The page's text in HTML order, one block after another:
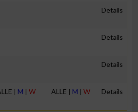
Details
Details
Details
| M | W ALLE | M | W Details